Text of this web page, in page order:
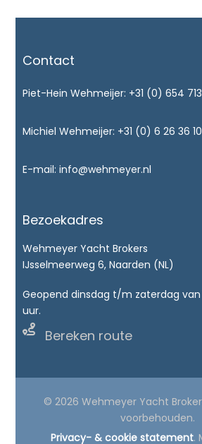
Contact
Piet-Hein Wehmeijer: +31 (0) 654
Michiel Wehmeijer: +31 (0) 6 26 36
E-mail: info@wehmeyer.nl
Bezoekadres
Wehmeyer Yacht Brokers
IJsselmeerweg 6, Naarden (NL)
Geopend dinsdag t/m zaterdag van
uur.
 Bereken route
© 2026 Wehmeyer Yacht
voorbehouden.
Privacy- & cookie statement.